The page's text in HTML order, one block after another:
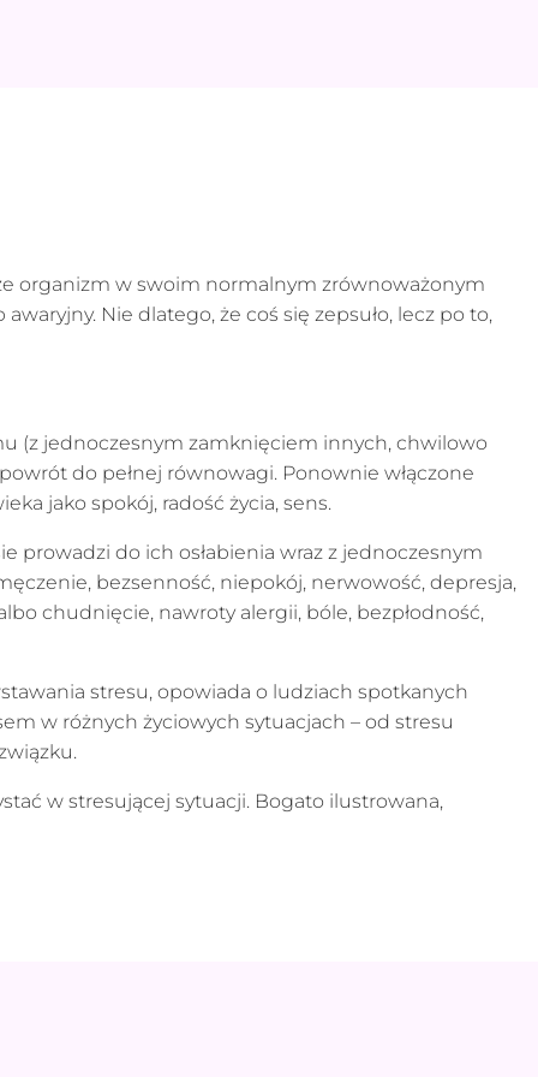
organizm w swoim normalnym zrównoważonym
Nie dlatego, że coś się zepsuło, lecz po to,
(z jednoczesnym zamknięciem innych, chwilowo
do pełnej równowagi. Ponownie włączone
jako spokój, radość życia, sens.
prowadzi do ich osłabienia wraz z jednoczesnym
bezsenność, niepokój, nerwowość, depresja,
chudnięcie, nawroty alergii, bóle, bezpłodność,
stresu, opowiada o ludziach spotkanych
w różnych życiowych sytuacjach – od stresu
w stresującej sytuacji. Bogato ilustrowana,